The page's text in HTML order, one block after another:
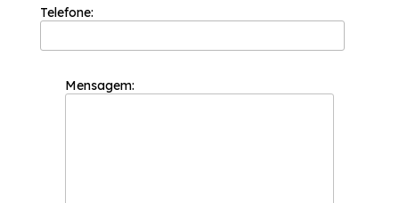
Para identificar os serviços com maior
atendentes da Esquadriflex e faça uma
Telefone:
Mensagem: